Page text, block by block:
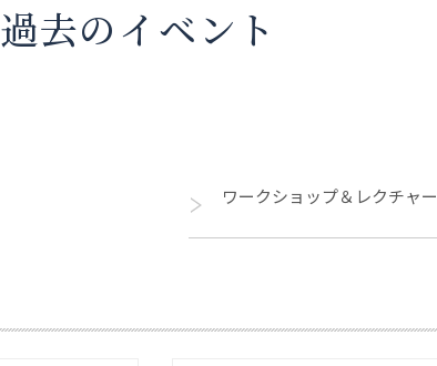
過去のイベント
ワークショップ＆レクチャー